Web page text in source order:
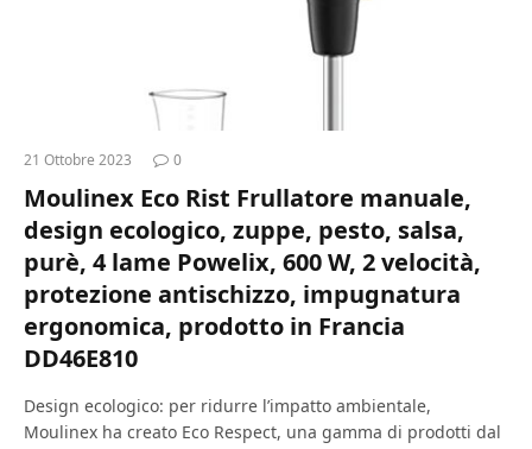
21 Ottobre 2023 0
Moulinex Eco Rist Frullatore manuale,
design ecologico, zuppe, pesto, salsa,
purè, 4 lame Powelix, 600 W, 2 velocità,
protezione antischizzo, impugnatura
ergonomica, prodotto in Francia
DD46E810
Design ecologico: per ridurre l’impatto ambientale,
Moulinex ha creato Eco Respect, una gamma di prodotti dal